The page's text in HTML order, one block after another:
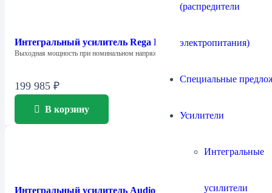
(распредители
электропитания)
Специальные
Усилители
Интегральные
усилители
Интегральный усилитель Rega Brio MK7
Выходная мощность при номинальном напряжении питания…
199 985 ₽
В корзину
Интегральный усилитель Audio Analogue AACento